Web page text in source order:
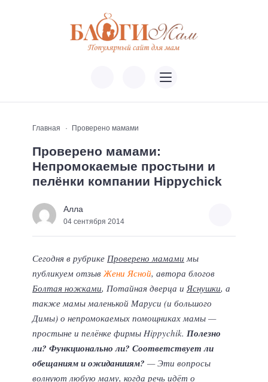
Главная Проверено мамами
Проверено мамами:
Непромокаемые простыни и
пелёнки компании Hippychick
Алла
04 сентября 2014
Сегодня в рубрике Проверено мамами мы
публикуем отзывЖени Ясной, автора блогов
Болтая ножками, Потайная дверца иЯснушки, а
также мамы маленькой Маруси (и большого
Димы) о непромокаемых помощниках мамы —
простыне и пелёнке фирмы Hippychik. Полезно
ли? Функционально ли? Соответствует ли
обещаниям и ожиданииям? — Эти вопросы
волнуют любую маму, когда речь идёт о